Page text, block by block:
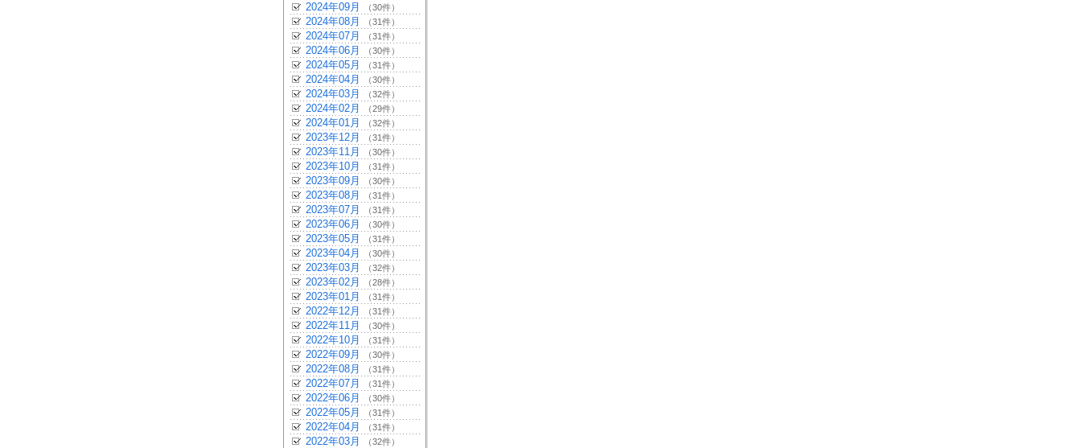
2024年09月 （30件）
2024年08月 （31件）
2024年07月 （31件）
2024年06月 （30件）
2024年05月 （31件）
2024年04月 （30件）
2024年03月 （32件）
2024年02月 （29件）
2024年01月 （32件）
2023年12月 （31件）
2023年11月 （30件）
2023年10月 （31件）
2023年09月 （30件）
2023年08月 （31件）
2023年07月 （31件）
2023年06月 （30件）
2023年05月 （31件）
2023年04月 （30件）
2023年03月 （32件）
2023年02月 （28件）
2023年01月 （31件）
2022年12月 （31件）
2022年11月 （30件）
2022年10月 （31件）
2022年09月 （30件）
2022年08月 （31件）
2022年07月 （31件）
2022年06月 （30件）
2022年05月 （31件）
2022年04月 （31件）
2022年03月 （32件）